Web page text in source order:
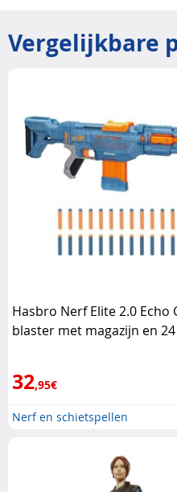
Vergelijkbare
Hasbro Nerf Elite 2.0 Echo
blaster met magazijn en
32,95€
Nerf en schietspellen